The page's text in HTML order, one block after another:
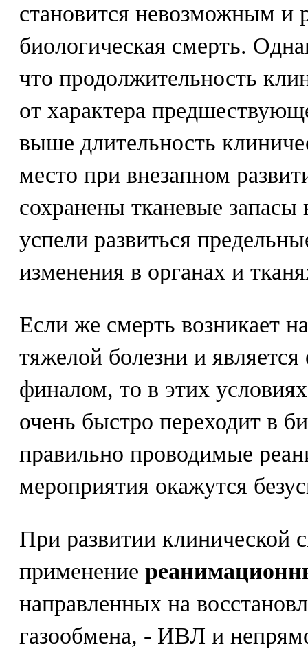
становится невозможным и
биологическая смерть.
что продолжительность
от характера
выше длительность
место при внезапном
сохранены тканевые запасы
успели развиться
изменения в органах и
Если же смерть возникает
тяжелой болезни и
финалом, то в этих
очень быстро переходит в
правильно проводимые
мероприятия окажутся
При развитии клинической
применение
направленных на
газообмена, - ИВЛ и